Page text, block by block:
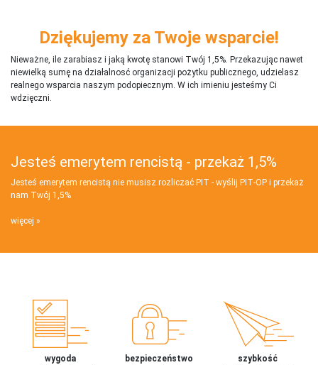
Dziękujemy za Twoje wsparcie!
Nieważne, ile zarabiasz i jaką kwotę stanowi Twój 1,5%. Przekazując nawet
niewielką sumę na działalnosć organizacji pożytku publicznego, udzielasz
realnego wsparcia naszym podopiecznym. W ich imieniu jesteśmy Ci
wdzięczni.
Jesteś emerytem rencistą - przekaż 1,5%
Jesteś emerytem rencistą nie musisz rozliczać PIT - wyślij PIT‑OP i przekaż
nam Twój 1,5%
więcej
wygoda
bezpieczeństwo
szybkość